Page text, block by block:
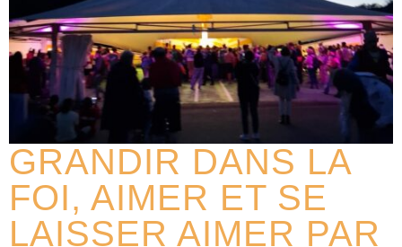
GRANDIR DANS LA
FOI, AIMER ET SE
LAISSER AIMER PAR